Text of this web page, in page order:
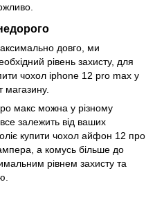
довго, ми
рівень захисту, для
чохол iphone 12 pro max у
магазину.
макс можна у різному
залежить від ваших
купити чохол айфон 12 про
а комусь більше до
рівнем захисту та